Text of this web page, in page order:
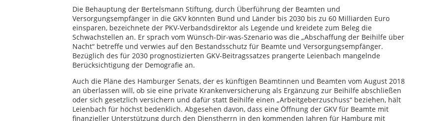
Die Behauptung der Bertelsmann Stiftung, durch Überführung der Beamten und
Versorgungsempfänger in die GKV könnten Bund und Länder bis 2030 bis zu 60 Milliarden Euro
einsparen, bezeichnete der PKV-Verbandsdirektor als Legende und kreidete zum Beleg die
Schwachstellen an. Er sprach vom Wünsch-Dir-was-Szenario was die „Abschaffung der Beihilfe über
Nacht“ betreffe und verwies auf den Bestandsschutz für Beamte und Versorgungsempfänger.
Bezüglich des für 2030 prognostizierten GKV-Beitragssatzes prangerte Leienbach mangelnde
Berücksichtigung der Demografie an.
Auch die Pläne des Hamburger Senats, der es künftigen Beamtinnen und Beamten vom August 2018
an überlassen will, ob sie eine private Krankenversicherung als Ergänzung zur Beihilfe abschließen
oder sich gesetzlich versichern und dafür statt Beihilfe einen „Arbeitgeberzuschuss“ beziehen, hält
Leienbach für höchst bedenklich. Abgesehen davon, dass eine Öffnung der GKV für Beamte mit
finanzieller Unterstützung durch den Dienstherrn in den kommenden Jahren für Hamburg mit